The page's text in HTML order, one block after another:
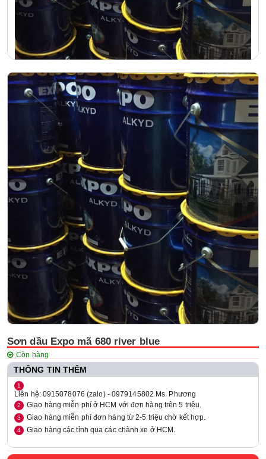
Sơn dầu Expo mã 680 river blue
Còn hàng
THÔNG TIN THÊM
Liên hệ: 0915078076 (zalo) - 0979145802 Ms. Phương
Giao hàng miễn phí ở HCM với đơn hàng trên 5 triệu.
Giao hàng miễn phí đơn hàng từ 2-5 triệu chờ kết hợp.
Giao hàng các tỉnh qua các chành xe ở HCM.